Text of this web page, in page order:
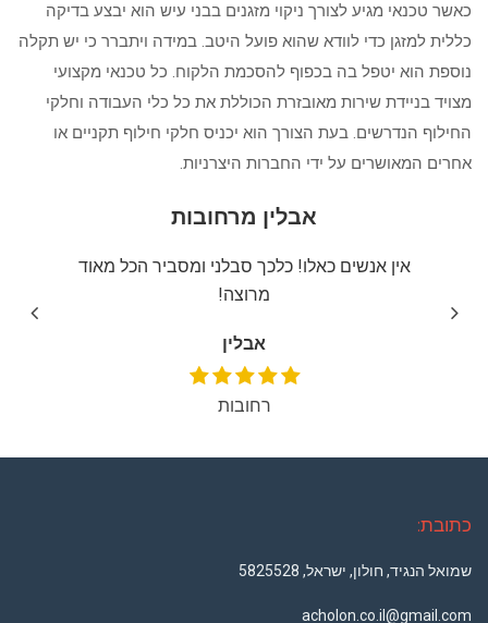
כאשר טכנאי מגיע לצורך ניקוי מזגנים בבני עיש הוא יבצע בדיקה
כללית למזגן כדי לוודא שהוא פועל היטב. במידה ויתברר כי יש תקלה
נוספת הוא יטפל בה בכפוף להסכמת הלקוח. כל טכנאי מקצועי
מצויד בניידת שירות מאובזרת הכוללת את כל כלי העבודה וחלקי
החילוף הנדרשים. בעת הצורך הוא יכניס חלקי חילוף תקניים או
אחרים המאושרים על ידי החברות היצרניות.
אבלין מרחובות
אין אנשים כאלו! כלכך סבלני ומסביר הכל מאוד
מרוצה!
אבלין
רחובות
כתובת:
שמואל הנגיד, חולון, ישראל, 5825528
acholon.co.il@gmail.com